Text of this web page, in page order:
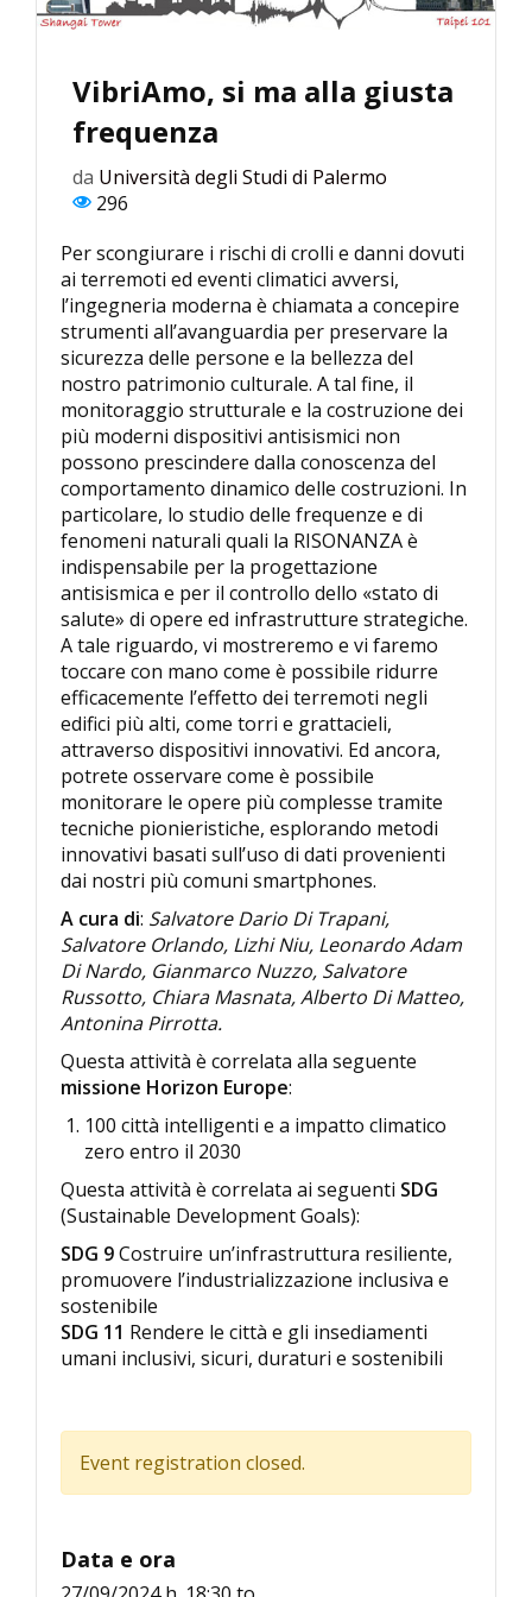
VibriAmo, si ma alla giusta
frequenza
da Università degli Studi di Palermo
296
Per scongiurare i rischi di crolli e danni dovuti
ai terremoti ed eventi climatici avversi,
l’ingegneria moderna è chiamata a concepire
strumenti all’avanguardia per preservare la
sicurezza delle persone e la bellezza del
nostro patrimonio culturale. A tal fine, il
monitoraggio strutturale e la costruzione dei
più moderni dispositivi antisismici non
possono prescindere dalla conoscenza del
comportamento dinamico delle costruzioni. In
particolare, lo studio delle frequenze e di
fenomeni naturali quali la RISONANZA è
indispensabile per la progettazione
antisismica e per il controllo dello «stato di
salute» di opere ed infrastrutture strategiche.
A tale riguardo, vi mostreremo e vi faremo
toccare con mano come è possibile ridurre
efficacemente l’effetto dei terremoti negli
edifici più alti, come torri e grattacieli,
attraverso dispositivi innovativi. Ed ancora,
potrete osservare come è possibile
monitorare le opere più complesse tramite
tecniche pionieristiche, esplorando metodi
innovativi basati sull’uso di dati provenienti
dai nostri più comuni smartphones.
A cura di: Salvatore Dario Di Trapani,
Salvatore Orlando, Lizhi Niu, Leonardo Adam
Di Nardo, Gianmarco Nuzzo, Salvatore
Russotto, Chiara Masnata, Alberto Di Matteo,
Antonina Pirrotta.
Questa attività è correlata alla seguente
missione Horizon Europe:
100 città intelligenti e a impatto climatico
zero entro il 2030
Questa attività è correlata ai seguenti SDG
(Sustainable Development Goals):
SDG 9Costruire un’infrastruttura resiliente,
promuovere l’industrializzazione inclusiva e
sostenibile
SDG 11 Rendere le città e gli insediamenti
umani inclusivi, sicuri, duraturi e sostenibili
Event registration closed.
Data e ora